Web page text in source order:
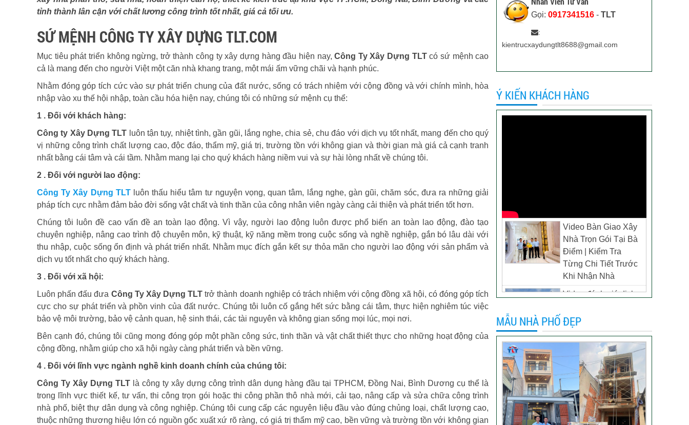
tỉnh thành lân cận với chất lương công trình tốt nhất, giá cả tối ưu.
SỨ MỆNH CÔNG TY XÂY DỰNG TLT.COM
Mục tiêu phát triển không ngừng, trở thành công ty xây dựng hàng đầu hiện nay,Công Ty Xây Dựng TLTcó sứ mệnh cao
cả là mang đến cho người Việt một căn nhà khang trang, một mái ấm vững chãi và hạnh phúc.
Nhằm đóng góp tích cức vào sự phát triển chung của đất nước, sống có trách nhiệm với cộng đồng và với chính mình, hòa
nhập vào xu thế hội nhập, toàn cầu hóa hiện nay, chúng tôi có những sứ mệnh cụ thể:
1 . Đối với khách hàng:
Công ty Xây Dựng TLT luôn tận tụy, nhiệt tình, gần gũi, lắng nghe, chia sẻ, chu đáo với dịch vụ tốt nhất, mang đến cho quý
vị những công trình chất lượng cao, độc đáo, thẩm mỹ, giá trị, trường tồn với không gian và thời gian mà giá cả cạnh tranh
nhất bằng cái tâm và cái tầm. Nhằm mang lại cho quý khách hàng niềm vui và sự hài lòng nhất về chúng tôi.
2 . Đối với người lao động:
Công Ty Xây Dựng TLTluôn thấu hiểu tâm tư nguyện vọng, quan tâm, lắng nghe, gàn gũi, chăm sóc, đưa ra những giải
pháp tích cực nhằm đảm bảo đời sống vật chất và tinh thần của công nhân viên ngày càng cải thiện và phát triển tốt hơn.
Chúng tôi luôn đề cao vấn đề an toàn lạo động. Vì vậy, người lao động luôn được phổ biến an toàn lao động, đào tạo
chuyên nghiệp, nâng cao trình độ chuyên môn, kỹ thuật, kỹ năng mềm trong cuộc sống và nghề nghiệp, gắn bó lâu dài với
thu nhập, cuộc sống ổn định và phát triển nhất. Nhằm mục đích gắn kết sự thỏa mãn cho người lao động với sản phẩm và
dịch vụ tốt nhất cho quý khách hàng.
3 . Đối với xã hội:
Luôn phấn đấu đưa Công Ty Xây Dựng TLT trở thành doanh nghiệp có trách nhiệm với cộng đồng xã hội, có đóng góp tích
cực cho sự phát triển và phồn vinh của đất nước. Chúng tôi luôn cố gắng hết sức bằng cái tâm, thực hiện nghiêm túc việc
bảo vệ môi trường, bảo vệ cảnh quan, hệ sinh thái, các tài nguyên và không gian sống mọi lúc, mọi nơi.
Bên cạnh đó, chúng tôi cũng mong đóng góp một phần công sức, tinh thần và vật chất thiết thực cho những hoạt động của
cộng đồng, nhằm giúp cho xã hội ngày càng phát triển và bền vững.
4 . Đối với lĩnh vực ngành nghề kinh doanh chính của chúng tôi:
Công Ty Xây Dựng TLT là công ty xây dựng công trình dân dụng hàng đầu tại TPHCM, Đồng Nai, Bình Dương cụ thể là
trong lĩnh vực thiết kế, tư vấn, thi công trọn gói hoặc thi công phần thô nhà mới, cải tạo, nâng cấp và sửa chữa công trình
nhà phố, biệt thự dân dụng và công nghiệp. Chúng tôi cung cấp các nguyên liệu đầu vào đúng chủng loại, chất lượng cao,
thuộc những thương hiệu lớn có nguồn gốc xuất xứ rõ ràng, có giá trị thẩm mỹ cao, bền vững và trường tồn với không gian
Gọi: 0917341516- TLT
:
kientrucxaydungtlt8688@gmail.com
Ý KIẾN KHÁCH HÀNG
Video Bàn Giao Xây
Nhà Trọn Gói Tại Bà
Điểm | Kiểm Tra
Từng Chi Tiết Trước
Khi Nhận Nhà
Video đánh giá dịch
Tân Uyên, Bình
Dương – Chủ đầu tư
anh Thương
Khách hàng đánh giá
dịch vụ xây dựng của
MẪU NHÀ PHỐ ĐẸP